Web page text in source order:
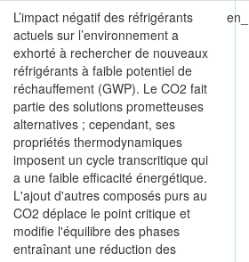
L’impact négatif des réfrigérants
actuels sur l’environnement a
exhorté à rechercher de nouveaux
réfrigérants à faible potentiel de
réchauffement (GWP). Le CO2 fait
partie des solutions prometteuses
alternatives ; cependant, ses
propriétés thermodynamiques
imposent un cycle transcritique qui
a une faible efficacité énergétique.
L'ajout d'autres composés purs au
CO2 déplace le point critique et
modifie l'équilibre des phases
entraînant une réduction des